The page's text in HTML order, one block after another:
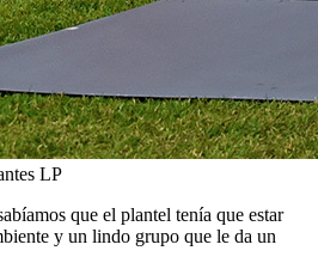
LP
que el plantel tenía que estar
y un lindo grupo que le da un